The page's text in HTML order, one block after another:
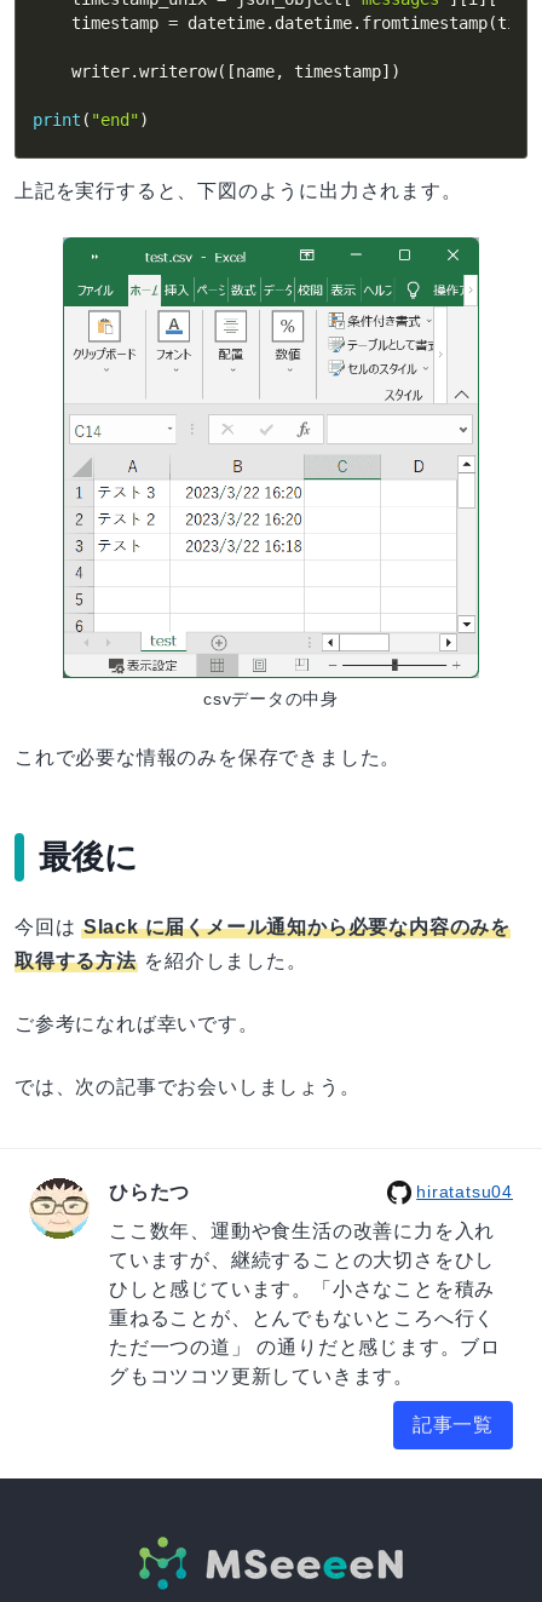
    timestamp
= datetime. datetime. fromtimestamp(
    writer
.writerow( [name, timestamp] )
print ( "end")
上記を実行すると、下図のように出力されます。
csvデータの中身
これで必要な情報のみを保存できました。
最後に
今回はSlack に届くメール通知から必要な内容のみを
取得する方法 を紹介しました。
ご参考になれば幸いです。
では、次の記事でお会いしましょう。
ひらたつ hiratatsu04
ここ数年、運動や食生活の改善に力を入れ
ていますが、継続することの大切さをひし
ひしと感じています。「小さなことを積み
重ねることが、とんでもないところへ行く
ただ一つの道」 の通りだと感じます。ブロ
グもコツコツ更新していきます。
記事一覧